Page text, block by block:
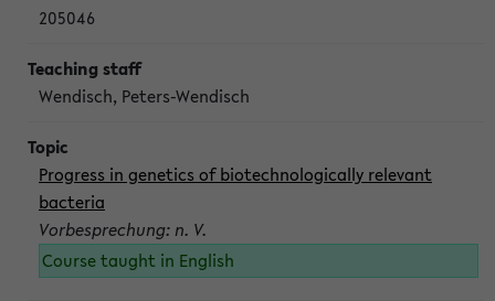
205046
Wendisch, Peters-Wendisch
Progress in genetics of biotechnologically relevant
bacteria
Vorbesprechung: n. V.
Course taught in English